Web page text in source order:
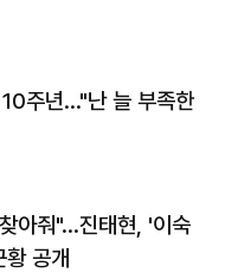
주년…"난 늘 부족한
아줘"…진태현, '이숙
공개